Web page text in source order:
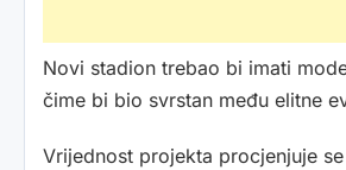
Novi stadion trebao bi imati
čime bi bio svrstan među elitne
Vrijednost projekta procjenjuje